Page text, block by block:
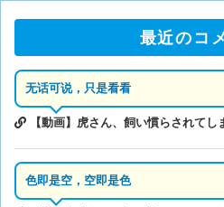
最近のコ
无话可说，只是看看
【動画】虎さん、飼い慣らされてし
色即是空，空即是色